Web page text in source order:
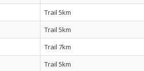
Trail 5km
Trail 5km
Trail 7km
Trail 5km